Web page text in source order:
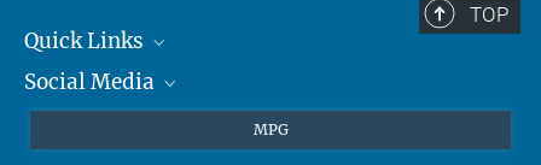
Max-Planck-Institut für Chemie
TOP
Quick Links
Journalisten
Social Media
MPG